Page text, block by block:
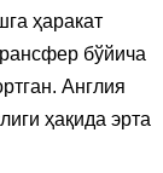
ҳаракат
бўйича
Англия
ҳақида эрта